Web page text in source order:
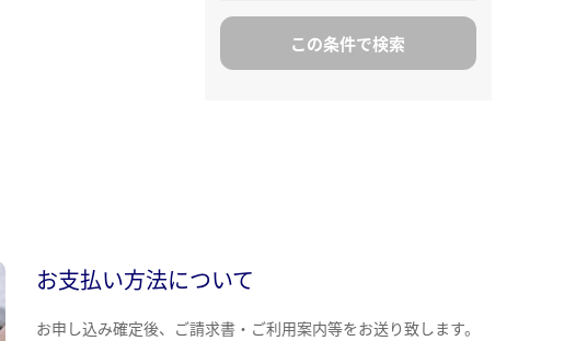
お支払い方法について
お申し込み確定後、ご請求書・ご利用案内等をお送り致します。